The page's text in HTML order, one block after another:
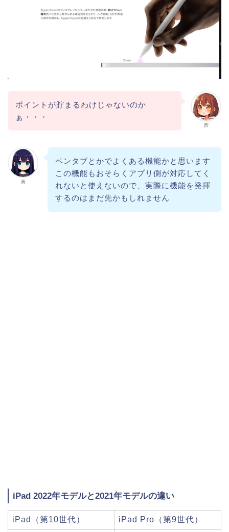
茜
ポイントが貯まるわけじゃないのか
ぁ・・・
奏
ペンタブとかでよくある機能かと思います
この機能もおそらくアプリ側が対応してく
れないと使えないので、実際に機能を発揮
するのはまだ先かもしれません
iPad 2022年モデルと2021年モデルの違い
iPad（第10世代） iPad Pro（第9世代）